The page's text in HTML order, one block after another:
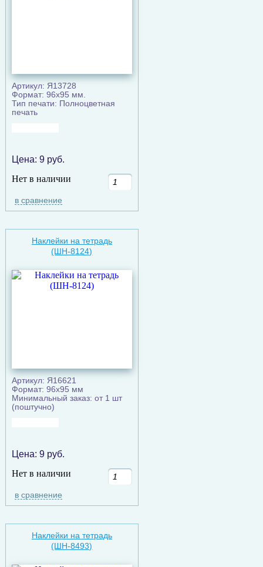
Артикул: Я13728
Формат: 96х95 мм.
Тип печати: Полноцветная
печать
Цена: 9руб.
Нет в наличии
в сравнение
Наклейки на тетрадь
(ШН-8124)
Артикул: Я16621
Формат: 96х95 мм
Минимальный заказ: от 1 шт
(поштучно)
Цена: 9руб.
Нет в наличии
в сравнение
Наклейки на тетрадь
(ШН-8493)